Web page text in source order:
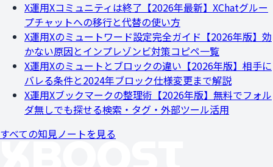
X運用Xコミュニティは終了【2026年最新】XChatグルー
プチャットへの移行と代替の使い方
X運用Xのミュートワード設定完全ガイド【2026年版】効
かない原因とインプレゾンビ対策コピペ一覧
X運用Xのミュートとブロックの違い【2026年版】相手に
バレる条件と2024年ブロック仕様変更まで解説
X運用Xブックマークの整理術【2026年版】無料でフォル
ダ無しでも探せる検索・タグ・外部ツール活用
すべての知見ノートを見る